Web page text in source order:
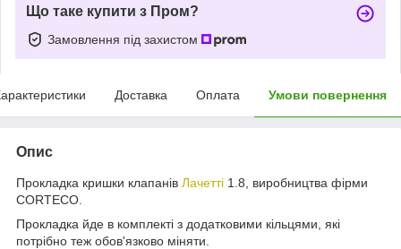
Що таке купити з Пром?
Замовлення під захистом
Доставка Оплата Умови повернення
Опис
Прокладка кришки клапанів Лачетті 1.8, виробництва фірми
CORTECO.
Прокладка йде в комплекті з додатковими кільцями, які
потрібно теж обов'язково міняти.